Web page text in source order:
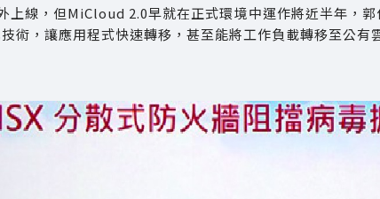
上線，但MiCloud 2.0早就在正式環境中運作將近半年，
術，讓應用程式快速轉移，甚至能將工作負載轉移至公有雲